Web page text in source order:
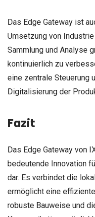
Das Edge Gateway ist
Umsetzung von
Sammlung und Analyse
kontinuierlich zu
eine zentrale Steuerung
Digitalisierung der
Fazit
Das Edge Gateway von
bedeutende Innovation
dar. Es verbindet die
ermöglicht eine
robuste Bauweise und